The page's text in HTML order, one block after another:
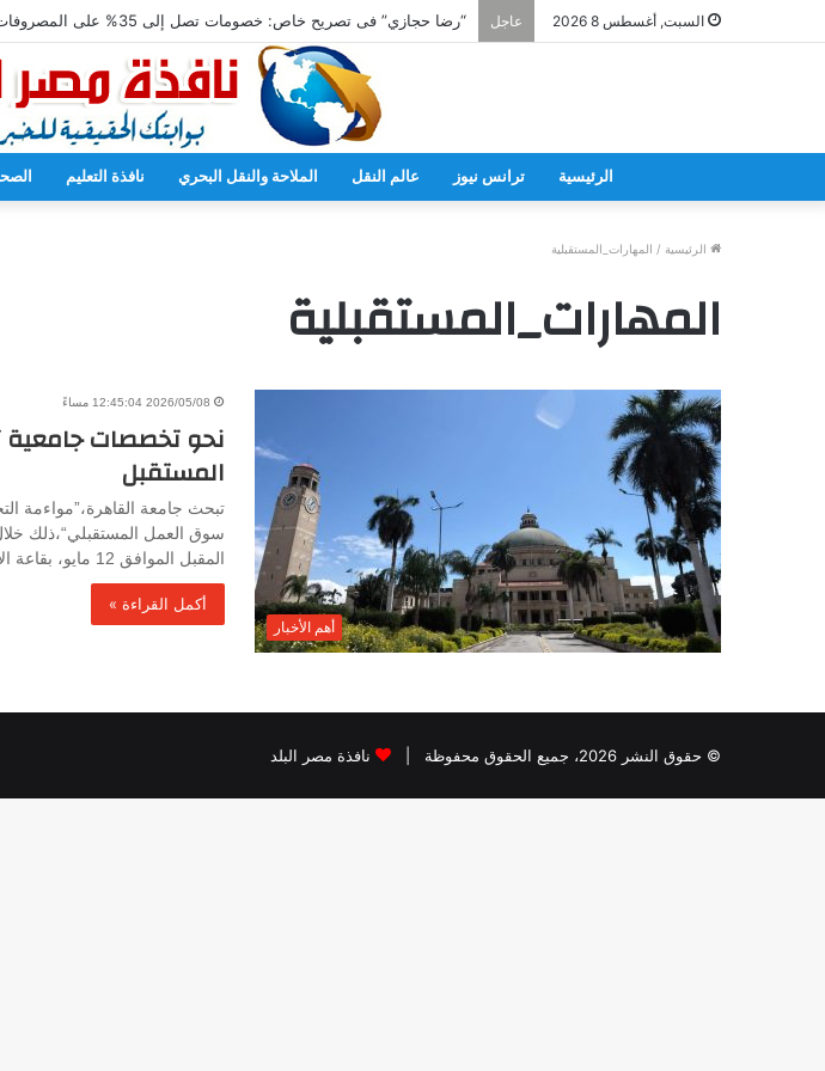
السبت, أغسطس 8 2026 عاجل
الرئيسية ترانس نيوز عالم النقل الملاحة والنقل البحري نافذة التعليم
الرئيسية / المهارات_المستقبلية
المهارات_المستقبلية
أهم الأخبار
2026/05/08 12:45:04 مساءً
نحو تخصصات
المستقبل
تبحث جامعة القاهرة،”مواءمة
سوق العمل المستقبلي“،ذلك خلال
المقبل الموافق 12 مايو، بقاعة الاحتفالات…
أكمل القراءة »
© حقوق النشر 2026، جميع الحقوق محفوظة | نافذة مصر البلد